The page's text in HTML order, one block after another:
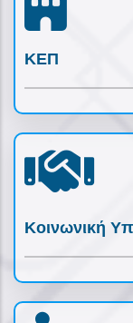
ΚΕΠ
Κοινωνική